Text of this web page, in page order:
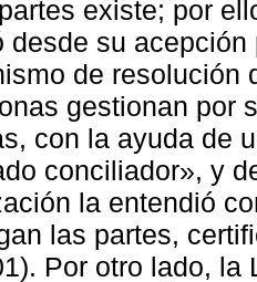
existe; por
desde su
de resolución
gestionan por
con la ayuda de
conciliador», y
la entendió
las partes,
Por otro lado,